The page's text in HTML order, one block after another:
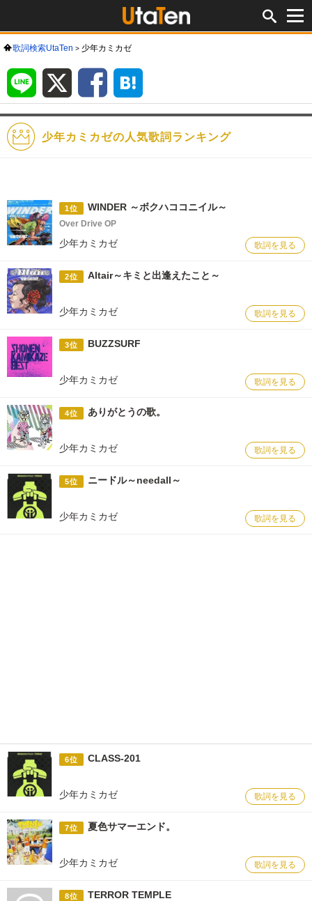
歌詞検索UtaTen 少年カミカゼ
LINE Facebook
ク
ー
少年カミカゼの人気歌詞ランキング
1位 WINDER ～ボクハココニイル～
Over Drive OP
少年カミカゼ 歌詞を見る
2位 Altair～キミと出逢えたこと～
少年カミカゼ 歌詞を見る
3位 BUZZSURF
少年カミカゼ 歌詞を見る
4位 ありがとうの歌。
少年カミカゼ 歌詞を見る
5位 ニードル～needall～
少年カミカゼ 歌詞を見る
6位 CLASS-201
少年カミカゼ 歌詞を見る
7位 夏色サマーエンド。
少年カミカゼ 歌詞を見る
8位 TERROR TEMPLE